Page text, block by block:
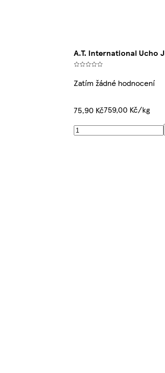
A.T. International Ucho
Zatím žádné hodnocení
75,90 Kč759,00 Kč/kg